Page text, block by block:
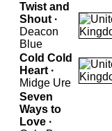
Twist and
Shout ·
Deacon
Blue
Cold Cold
Heart ·
Midge Ure
Seven
Ways to
Love ·